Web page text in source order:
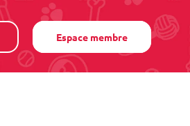
Espace membre